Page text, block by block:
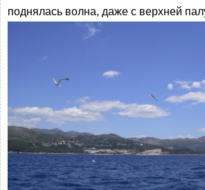
поднялась волна, даже с верхней